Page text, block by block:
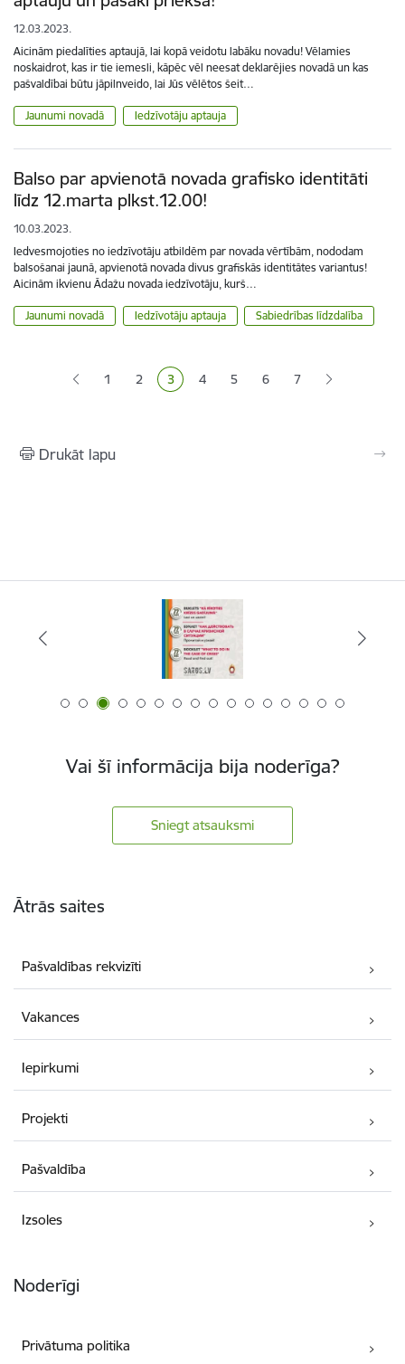
12.03.2023.
Aicinām piedalīties aptaujā, lai kopā veidotu labāku novadu! Vēlamies
noskaidrot, kas ir tie iemesli, kāpēc vēl neesat deklarējies novadā un kas
pašvaldībai būtu jāpilnveido, lai Jūs vēlētos šeit…
Jaunumi novadā Iedzīvotāju aptauja
Balso par apvienotā novada grafisko identitāti
līdz 12.marta plkst.12.00!
10.03.2023.
Iedvesmojoties no iedzīvotāju atbildēm par novada vērtībām, nododam
balsošanai jaunā, apvienotā novada divus grafiskās identitātes variantus!
Aicinām ikvienu Ādažu novada iedzīvotāju, kurš…
Jaunumi novadā Iedzīvotāju aptauja Sabiedrības līdzdalība
Lapa
1 Lapa
2 Pašreizējā lapa
3 Lapa
4 Lapa
5 Lapa
6 7
Drukāt lapu
Vai šī informācija bija noderīga?
Sniegt atsauksmi
Ātrās saites
Pašvaldības rekvizīti
Vakances
Iepirkumi
Projekti
Pašvaldība
Izsoles
Noderīgi
Privātuma politika